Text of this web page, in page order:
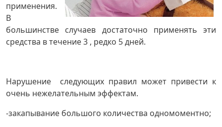
применения.
В
большинстве случаев достаточно применять эти
средства в течение 3 , редко 5 дней.
Нарушение следующих правил может привести к
очень нежелательным эффектам.
-закапывание большого количества одномоментно;